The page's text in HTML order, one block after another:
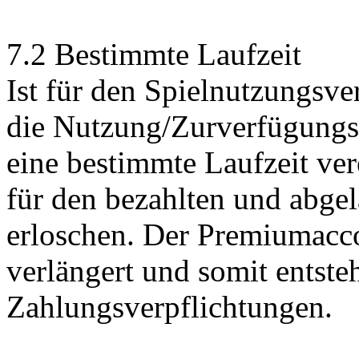
7.2 Bestimmte Laufzeit
Ist für den
die Nutzung/
eine bestimmte Laufzeit
für den bezahlten und
erloschen. Der
verlängert und somit
Zahlungsverpflichtungen.